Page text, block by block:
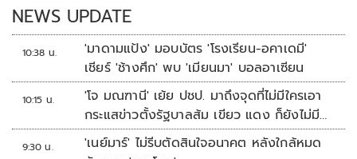
NEWS UPDATE
10:38 น.
'มาดามแป้ง' มอบบัตร 'โรงเรียน-อคาเดมี'
เชียร์ 'ช้างศึก' พบ 'เมียนมา' บอลอาเซียน
10:15 น.
'โจ มณฑานี' เย้ย ปชป. มาถึงจุดที่ไม่มีใครเอา
กระแสข่าวตั้งรัฐบาลส้ม เขียว แดง ก็ยังไม่มีฟ้า
เลย
9:30 น.
'เนย์มาร์' ไม่รีบตัดสินใจอนาคต หลังใกล้หมด